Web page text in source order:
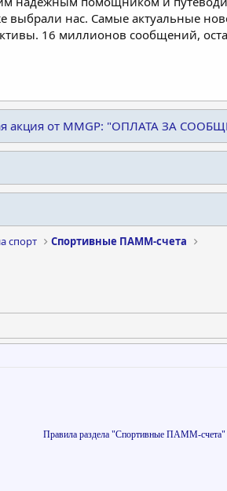
нас. Самые актуальные
16 миллионов сообщений,
акция от MMGP: "ОПЛАТА ЗА
спорт Спортивные ПАММ-счета
Правила раздела "Спортивные ПАММ-счета"